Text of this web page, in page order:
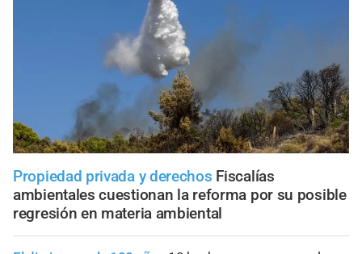
Propiedad privada y derechos Fiscalías
ambientales cuestionan la reforma por su posible
regresión en materia ambiental